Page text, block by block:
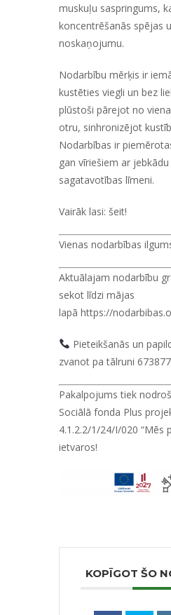
muskuļu saspringums,
koncentrēšanās spējas
noskaņojumu.
Nodarbību mērķis ir
kustēties viegli un bez
plūstoši pārejot no
otru, sinhronizējot
Nodarbības ir
gan vīriešiem ar
sagatavotības līmeni.
Vairāk lasi: šeit!
Vienas nodarbības
Aktuālajam nodarbību
sekot līdzi mājas
lapā https://
Pieteikšanās un
zvanot pa tālruni
Pakalpojums tiek
Sociālā fonda Plus
4.1.2.2/1/24/I/020 “Mēs
ietvaros!
KOPĪGOT ŠO